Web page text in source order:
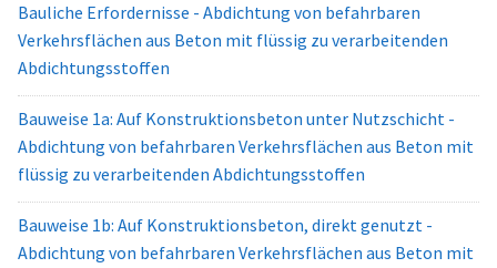
Bauliche Erfordernisse - Abdichtung von befahrbaren
Verkehrsflächen aus Beton mit flüssig zu verarbeitenden
Abdichtungsstoffen
Bauweise 1a: Auf Konstruktionsbeton unter Nutzschicht -
Abdichtung von befahrbaren Verkehrsflächen aus Beton mit
flüssig zu verarbeitenden Abdichtungsstoffen
Bauweise 1b: Auf Konstruktionsbeton, direkt genutzt -
Abdichtung von befahrbaren Verkehrsflächen aus Beton mit